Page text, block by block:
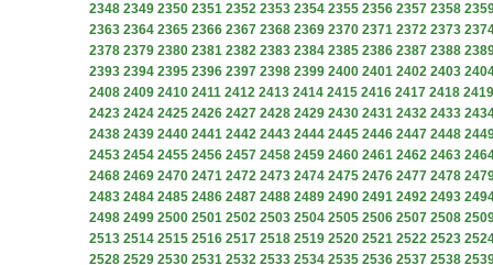
2348 2349 2350 2351 2352 2353 2354 2355 2356 2357 2358
2363 2364 2365 2366 2367 2368 2369 2370 2371 2372 2373
2378 2379 2380 2381 2382 2383 2384 2385 2386 2387 2388
2393 2394 2395 2396 2397 2398 2399 2400 2401 2402 2403
2408 2409 2410 2411 2412 2413 2414 2415 2416 2417 2418 2419
2423 2424 2425 2426 2427 2428 2429 2430 2431 2432 2433
2438 2439 2440 2441 2442 2443 2444 2445 2446 2447 2448
2453 2454 2455 2456 2457 2458 2459 2460 2461 2462 2463
2468 2469 2470 2471 2472 2473 2474 2475 2476 2477 2478
2483 2484 2485 2486 2487 2488 2489 2490 2491 2492 2493
2498 2499 2500 2501 2502 2503 2504 2505 2506 2507 2508
2513 2514 2515 2516 2517 2518 2519 2520 2521 2522 2523
2528 2529 2530 2531 2532 2533 2534 2535 2536 2537 2538